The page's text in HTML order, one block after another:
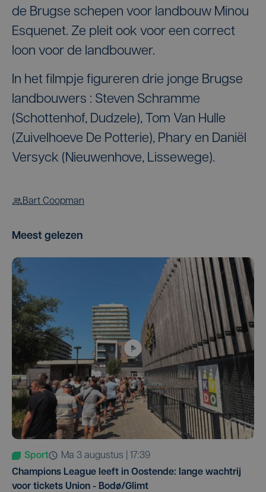
de Brugse schepen voor landbouw Minou
Esquenet. Ze pleit ook voor een correct
loon voor de landbouwer.
In het filmpje figureren drie jonge Brugse
landbouwers : Steven Schramme
(Schottenhof, Dudzele), Tom Van Hulle
(Zuivelhoeve De Potterie), Phary en Daniël
Versyck (Nieuwenhove, Lissewege).
Bart Coopman
Meest gelezen
Sport
ma 3 augustus | 17:39
Champions League leeft in Oostende: lange wachtrij
voor tickets Union - Bodø/Glimt